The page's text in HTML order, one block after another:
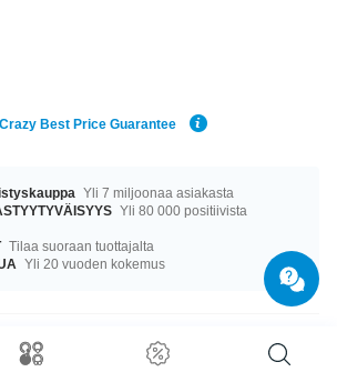
Crazy Best Price Guarantee
Yli 7 miljoonaa asiakasta
Yli 80 000 positiivista
Tilaa suoraan tuottajalta
Yli 20 vuoden kokemus